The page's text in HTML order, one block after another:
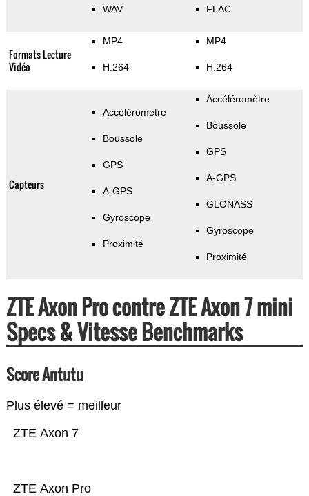
WAV FLAC
Formats Lecture
Vidéo
MP4
H.264
MP4
H.264
Capteurs
Accéléromètre
Boussole
GPS
A-GPS
Gyroscope
Proximité
Accéléromètre
Boussole
GPS
A-GPS
GLONASS
Gyroscope
Proximité
ZTE Axon Pro contre ZTE Axon 7 mini
Specs & Vitesse Benchmarks
Score Antutu
Plus élevé = meilleur
ZTE Axon Pro
ZTE Axon 7